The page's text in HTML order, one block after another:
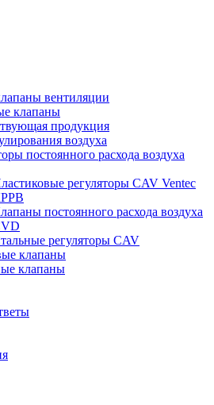
вентиляции
клапаны
продукция
воздуха
постоянного расхода воздуха
регуляторы CAV Ventec
постоянного расхода воздуха
регуляторы CAV
клапаны
клапаны